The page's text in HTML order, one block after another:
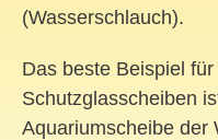
(Wasserschlauch).
Das beste Beispiel
Schutzglasscheiben
Aquariumscheibe der